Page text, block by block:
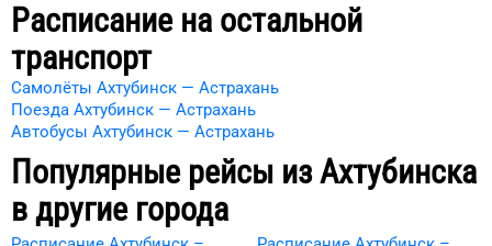
Расписание на остальной
транспорт
Самолёты Ахтубинск — Астрахань
Поезда Ахтубинск — Астрахань
Автобусы Ахтубинск — Астрахань
Популярные рейсы из Ахтубинска
в другие города